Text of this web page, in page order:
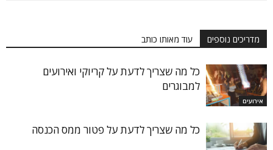
מדריכים נוספים עוד מאותו כותב
אירועים
כל מה שצריך לדעת על קריוקי ואירועים
למבוגרים
כל מה שצריך לדעת על פטור ממס הכנסה